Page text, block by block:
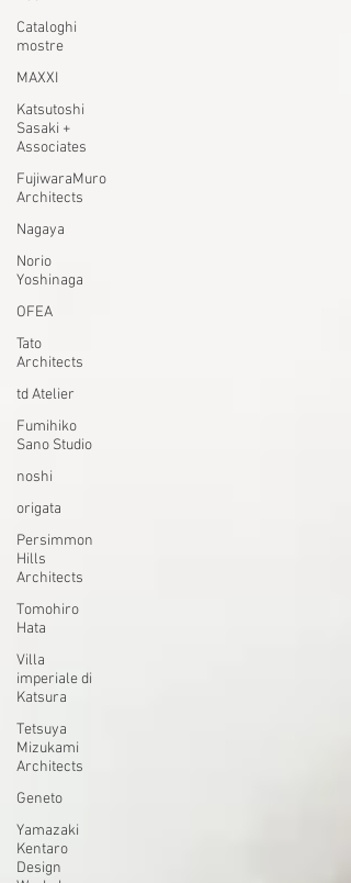
Cataloghi
mostre
MAXXI
Katsutoshi
Sasaki +
Associates
FujiwaraMuro
Architects
Nagaya
Norio
Yoshinaga
OFEA
Tato
Architects
td Atelier
Fumihiko
Sano Studio
noshi
origata
Persimmon
Hills
Architects
Tomohiro
Hata
Villa
imperiale di
Katsura
Tetsuya
Mizukami
Architects
Geneto
Yamazaki
Kentaro
Design